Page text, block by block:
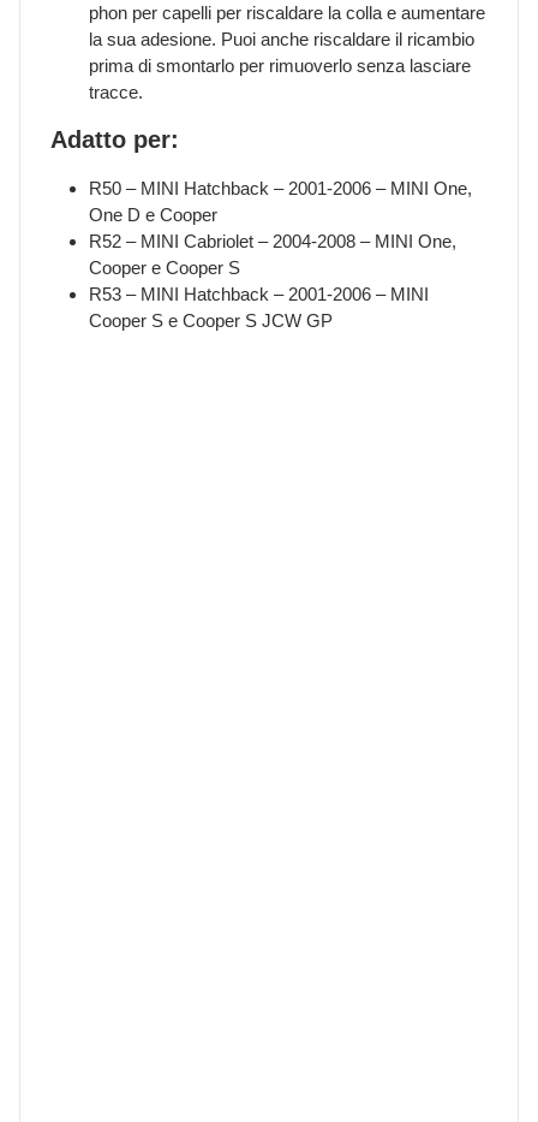
phon per capelli per riscaldare la colla e aumentare
la sua adesione. Puoi anche riscaldare il ricambio
prima di smontarlo per rimuoverlo senza lasciare
tracce.
Adatto per:
R50 – MINI Hatchback – 2001-2006 – MINI One,
One D e Cooper
R52 – MINI Cabriolet – 2004-2008 – MINI One,
Cooper e Cooper S
R53 – MINI Hatchback – 2001-2006 – MINI
Cooper S e Cooper S JCW GP